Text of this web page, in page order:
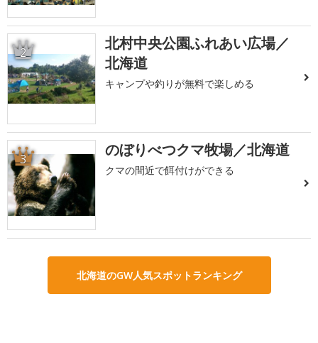
2
北村中央公園ふれあい広場／
北海道
キャンプや釣りが無料で楽しめる
3 のぼりべつクマ牧場／北海道
クマの間近で餌付けができる
北海道のGW人気スポットランキング